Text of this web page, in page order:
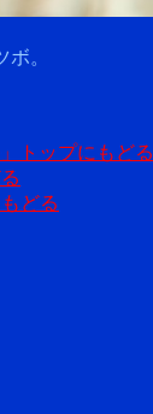
。
トップにもどる
どる